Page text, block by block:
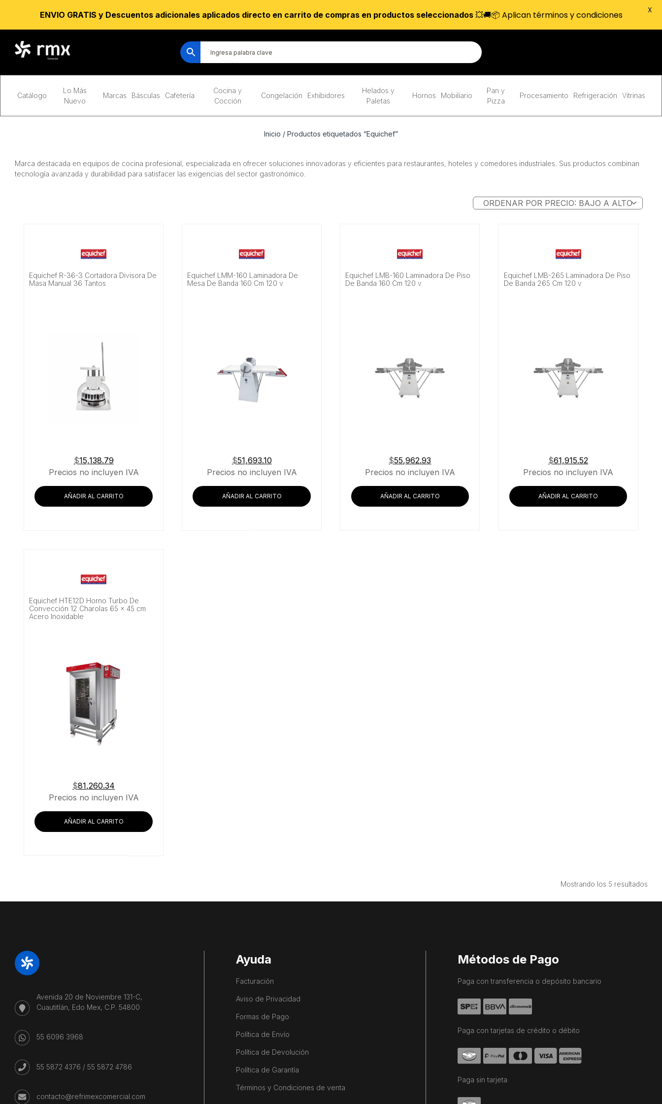
Catálogo
Lo Más
Nuevo
Marcas Básculas Cafetería
Cocina y
Cocción
Congelación Exhibidores
Helados y
Paletas
Hornos Mobiliario
Pan y
Pizza
Procesamiento Refrigeración Vitrinas
Inicio / Productos etiquetados “Equichef”
Marca destacada en equipos de cocina profesional, especializada en ofrecer soluciones innovadoras y eficientes para restaurantes, hoteles y comedores industriales. Sus productos combinan
tecnología avanzada y durabilidad para satisfacer las exigencias del sector gastronómico.
Equichef R-36-3 Cortadora Divisora De
Masa Manual 36 Tantos
$15,138.79
Precios no incluyen IVA
AÑADIR AL CARRITO
Equichef LMM-160 Laminadora De
Mesa De Banda 160 Cm 120 v
$51,693.10
Precios no incluyen IVA
AÑADIR AL CARRITO
Equichef LMB-160 Laminadora De Piso
De Banda 160 Cm 120 v
$55,962.93
Precios no incluyen IVA
AÑADIR AL CARRITO
Equichef LMB-265 Laminadora De Piso
De Banda 265 Cm 120 v
$61,915.52
Precios no incluyen IVA
AÑADIR AL CARRITO
Equichef HTE12D Horno Turbo De
Convección 12 Charolas 65 x 45 cm
Acero Inoxidable
$81,260.34
Precios no incluyen IVA
AÑADIR AL CARRITO
Mostrando los 5 resultados
Avenida 20 de Noviembre 131-C,
Cuautitlán, Edo Mex, C.P. 54800
55 6096 3968
55 5872 4376 / 55 5872 4786
contacto@refrimexcomercial.com
Ayuda
Facturación
Aviso de Privacidad
Formas de Pago
Política de Envío
Política de Devolución
Política de Garantía
Términos y Condiciones de venta
Métodos de Pago
Paga con transferencia o depósito bancario
Paga con tarjetas de crédito o débito
Paga sin tarjeta
ENVIO GRATIS y Descuentos adicionales aplicados directo en carrito de compras en productos seleccionados💥🚚📦 Aplican términos y condiciones X